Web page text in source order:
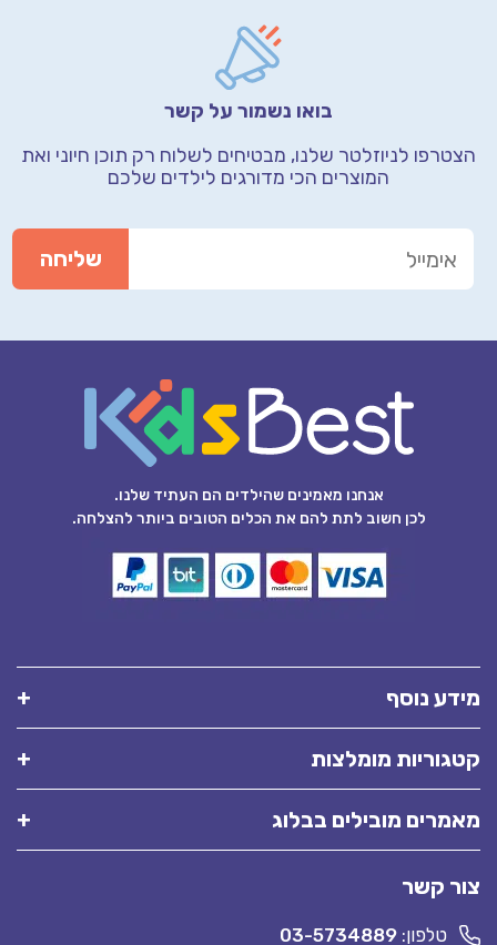
בואו נשמור על קשר
הצטרפו לניוזלטר שלנו, מבטיחים לשלוח רק תוכן חיוני ואת
המוצרים הכי מדורגים לילדים שלכם
אנחנו מאמינים שהילדים הם העתיד שלנו.
לכן חשוב לתת להם את הכלים הטובים ביותר להצלחה.
מידע נוסף
קטגוריות מומלצות
מאמרים מובילים בבלוג
צור קשר
טלפון: 03-5734889